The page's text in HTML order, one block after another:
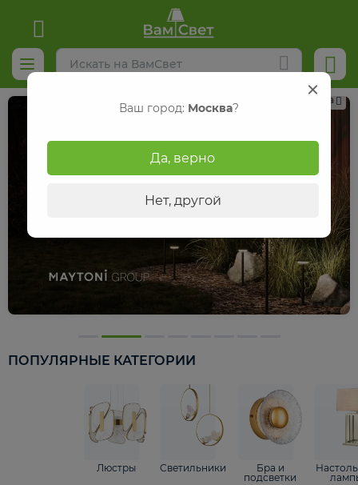
Реклама
ПОПУЛЯРНЫЕ КАТЕГОРИИ
Люстры Светильники
Бра и
подсветки
Ваш город: Москва?
Да, верно
Нет, другой